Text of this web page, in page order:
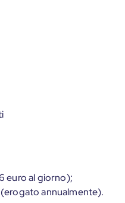
euro al giorno);
annualmente).